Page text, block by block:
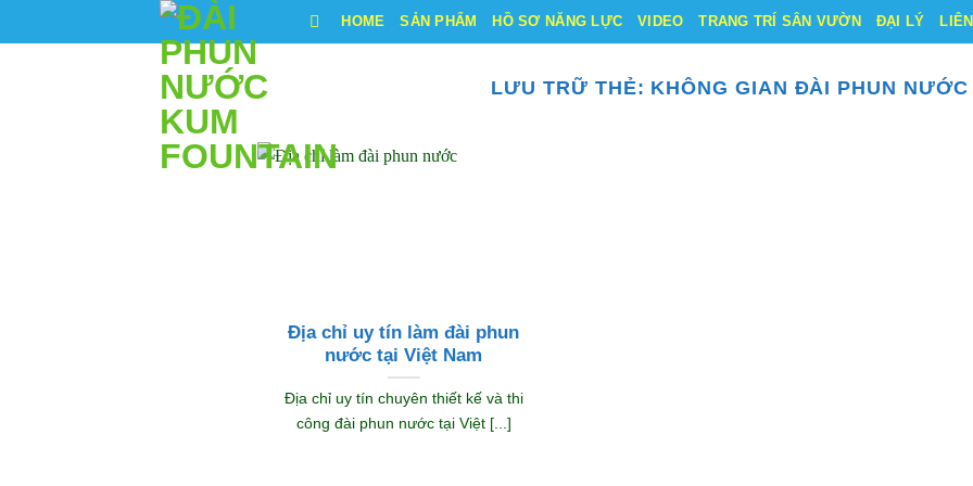
qua
HOME SẢN PHẨM HỒ SƠ NĂNG LỰC VIDEO TRANG TRÍ SÂN VƯỜN ĐẠI LÝ
LƯU TRỮ THẺ: KHÔNG GIAN ĐÀI PHUN NƯỚC
Địa chỉ uy tín làm đài phun
nước tại Việt Nam
Địa chỉ uy tín chuyên thiết kế và thi
công đài phun nước tại Việt [...]